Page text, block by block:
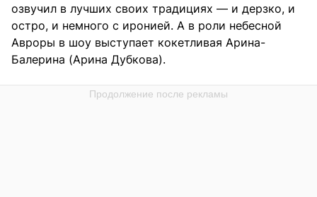
озвучил в лучших своих традициях — и дерзко, и
остро, и немного с иронией. А в роли небесной
Авроры в шоу выступает кокетливая Арина-
Балерина (Арина Дубкова).